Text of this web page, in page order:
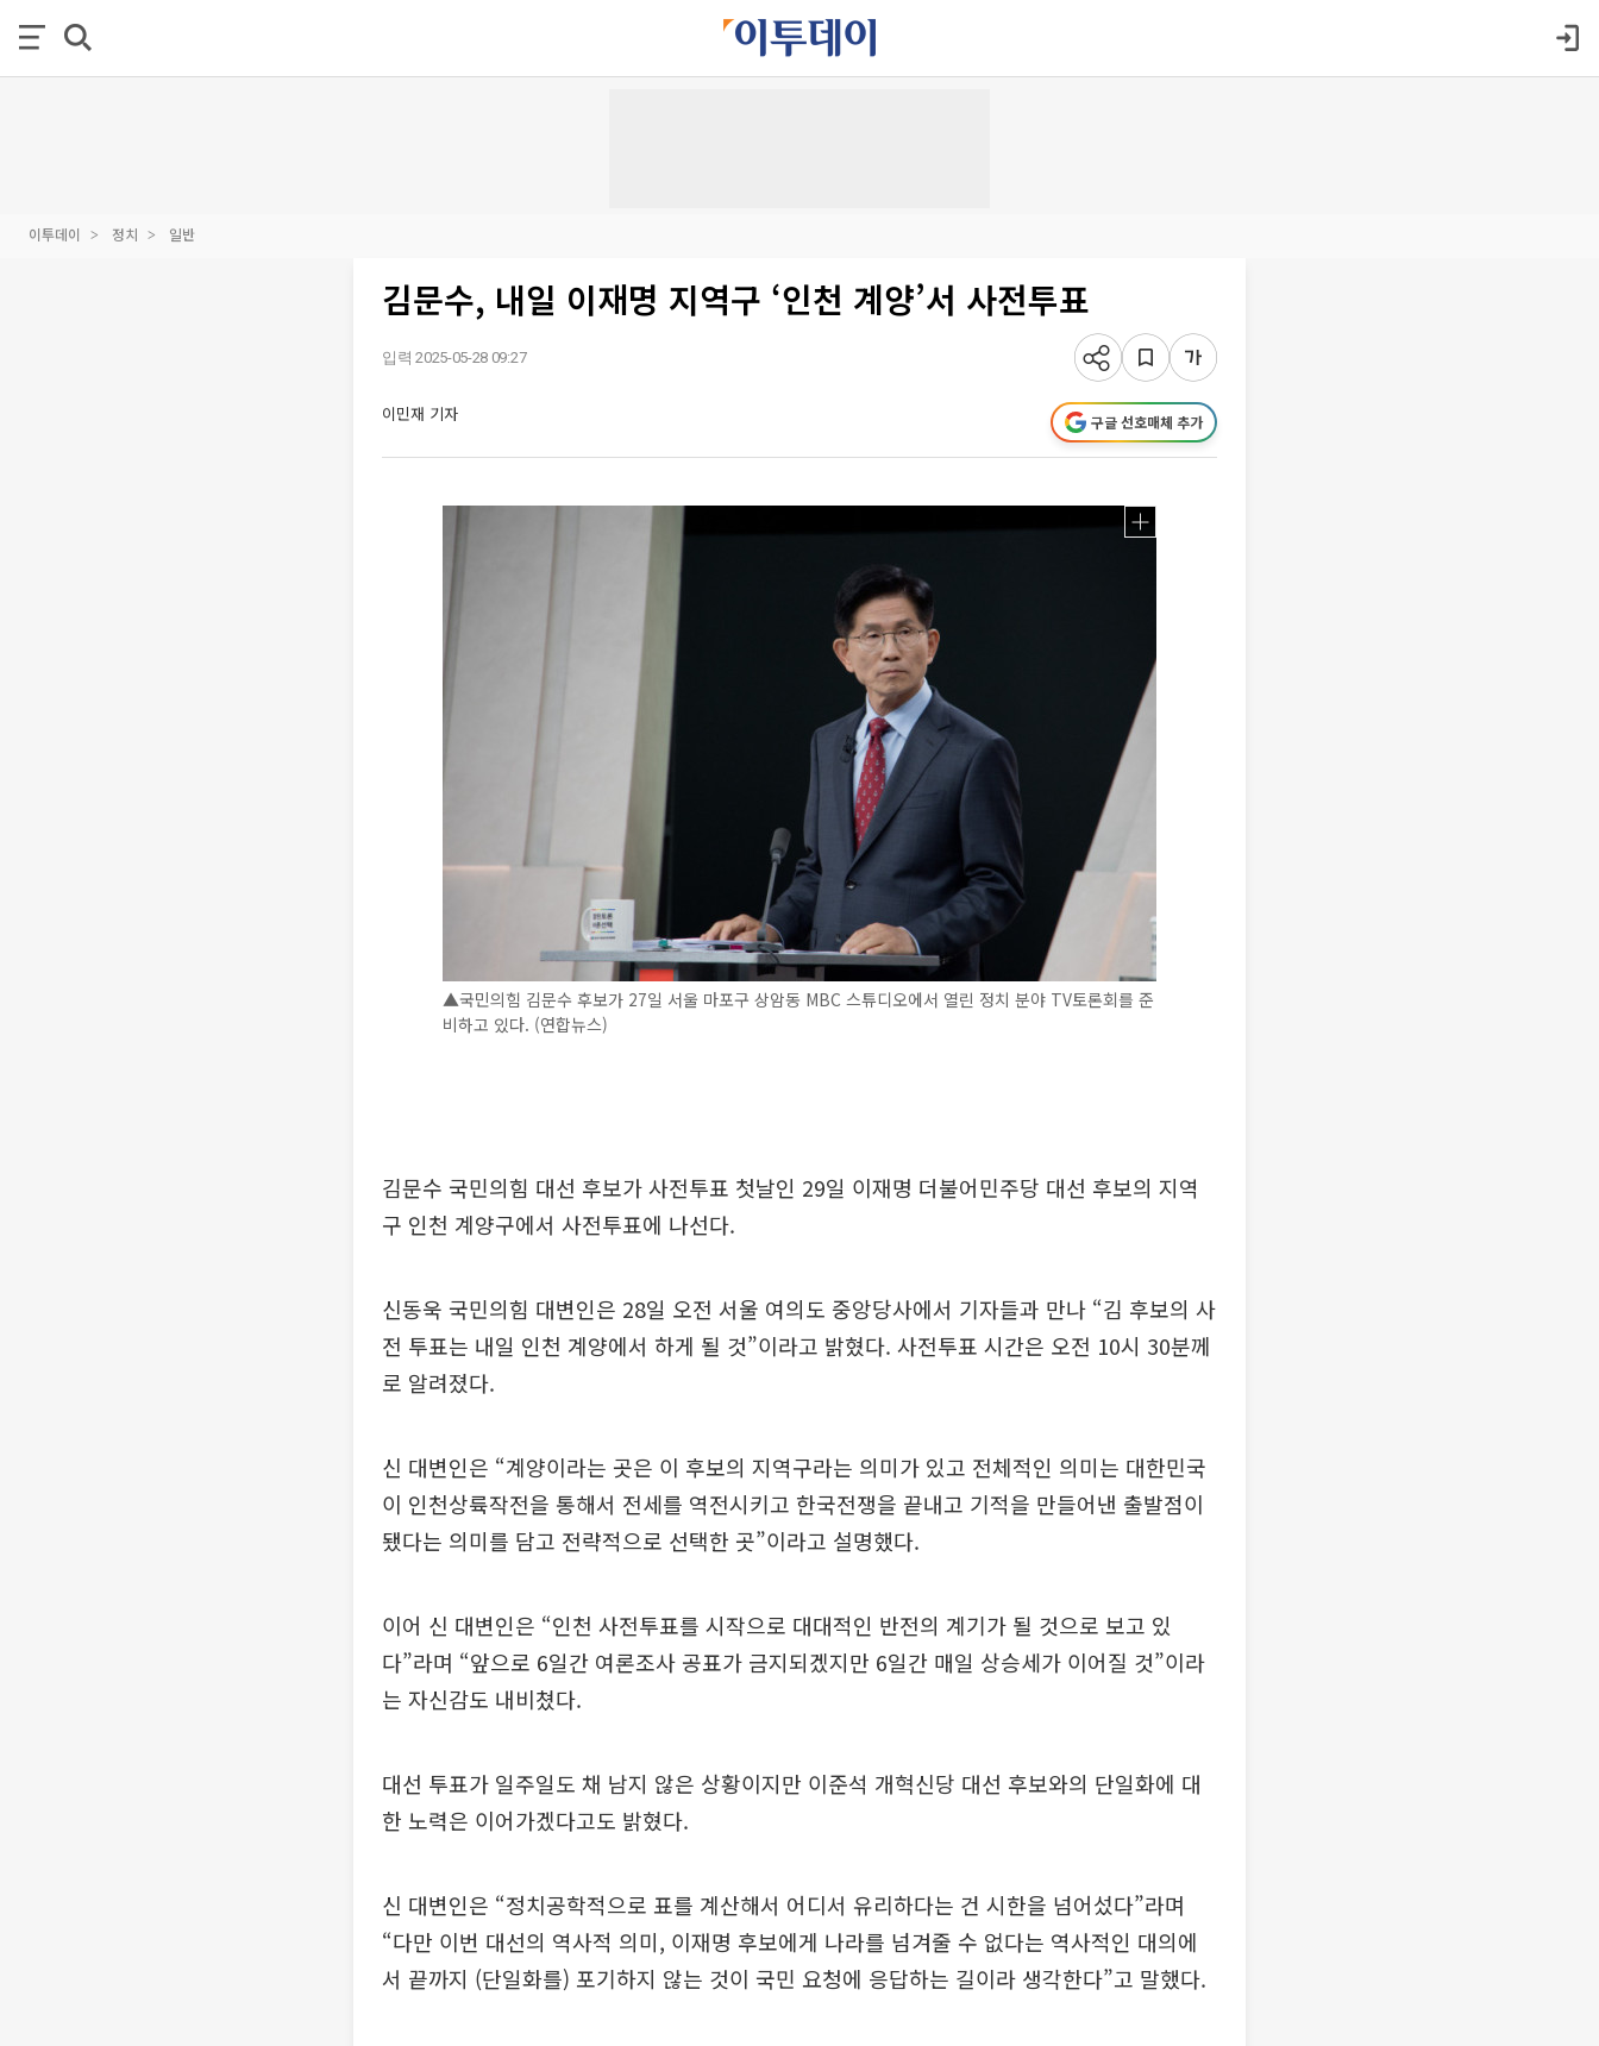
이투데이 정치 일반
김문수, 내일 이재명 지역구 ‘인천 계양’서 사전투표
입력 2025-05-28 09:27
이민재 기자 구글 선호매체 추가
▲국민의힘 김문수 후보가 27일 서울 마포구 상암동 MBC 스튜디오에서 열린 정치 분야 TV토론회를 준
비하고 있다. (연합뉴스)
김문수 국민의힘 대선 후보가 사전투표 첫날인 29일 이재명 더불어민주당 대선 후보의 지역
구 인천 계양구에서 사전투표에 나선다.
신동욱 국민의힘 대변인은 28일 오전 서울 여의도 중앙당사에서 기자들과 만나 “김 후보의 사
전 투표는 내일 인천 계양에서 하게 될 것”이라고 밝혔다. 사전투표 시간은 오전 10시 30분께
로 알려졌다.
신 대변인은 “계양이라는 곳은 이 후보의 지역구라는 의미가 있고 전체적인 의미는 대한민국
이 인천상륙작전을 통해서 전세를 역전시키고 한국전쟁을 끝내고 기적을 만들어낸 출발점이
됐다는 의미를 담고 전략적으로 선택한 곳”이라고 설명했다.
이어 신 대변인은 “인천 사전투표를 시작으로 대대적인 반전의 계기가 될 것으로 보고 있
다”라며 “앞으로 6일간 여론조사 공표가 금지되겠지만 6일간 매일 상승세가 이어질 것”이라
는 자신감도 내비쳤다.
대선 투표가 일주일도 채 남지 않은 상황이지만 이준석 개혁신당 대선 후보와의 단일화에 대
한 노력은 이어가겠다고도 밝혔다.
신 대변인은 “정치공학적으로 표를 계산해서 어디서 유리하다는 건 시한을 넘어섰다”라며
“다만 이번 대선의 역사적 의미, 이재명 후보에게 나라를 넘겨줄 수 없다는 역사적인 대의에
서 끝까지 (단일화를) 포기하지 않는 것이 국민 요청에 응답하는 길이라 생각한다”고 말했다.